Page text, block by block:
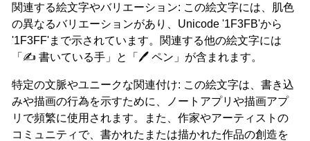
関連する絵文字やバリエーション: この絵文字には、肌色
の異なるバリエーションがあり、Unicode '1F3FB'から
'1F3FF'まで示されています。関連する他の絵文字には
「✍️ 書いている手」と「🖊️ ペン」が含まれます。
特定の文脈やユニークな関連付け: この絵文字は、書き込
みや描画の行為を示すために、ノートアプリや描画アプ
リで頻繁に使用されます。また、作家やアーティストの
コミュニティで、書かれたまたは描かれた作品の創造を